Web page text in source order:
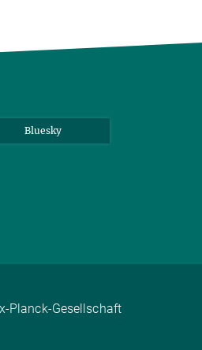
Bluesky
Planck-Gesellschaft